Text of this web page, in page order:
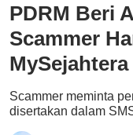
PDRM Beri
Scammer
Scammer meminta
disertakan dalam